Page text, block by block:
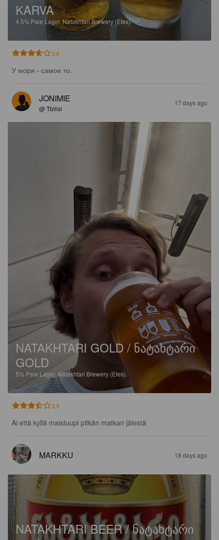
KARVA
4.5% Pale Lager.Natakhtari Brewery (Efes).
3.6
У моря - самое то.
JONIMIE
@ Tbilisi
17 days ago
NATAKHTARI GOLD / ᲜᲐᲢᲐᲮᲢᲐᲠᲘ
GOLD
5% Pale Lager. Natakhtari Brewery (Efes).
3.5
Ai että kyllä maistuupi pitkän matkan jälestä
MARKKU 18 days ago
NATAKHTARI BEER / ᲜᲐᲢᲐᲮᲢᲐᲠᲘ